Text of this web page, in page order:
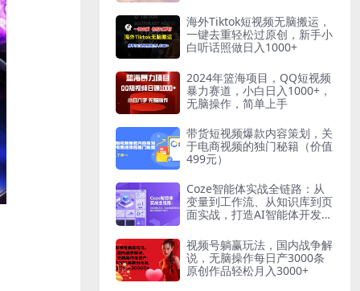
海外Tiktok短视频无脑搬运，
一键去重轻松过原创，新手小
白听话照做日入1000+
2024年篮海项目，QQ短视频
暴力赛道，小白日入1000+，
无脑操作，简单上手
带货短视频爆款内容策划，关
于电商视频的独门秘籍（价值
499元）
Coze智能体实战全链路：从
变量到工作流、从知识库到页
面实战，打造AI智能体开发能
视频号躺赢玩法，国内战争解
说，无脑操作每日产3000条
原创作品轻松月入3000+